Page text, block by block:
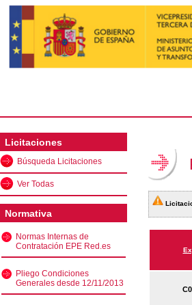
Licitaciones
Búsqueda Licitaciones
Ver Todas
Normativa
Normas Internas de
Contratación EPE Red.es
Pliego Condiciones
Generales desde 12/11/2013